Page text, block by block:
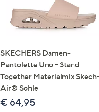
SKECHERS Damen-
Pantolette Uno - Stand
Together Materialmix
Air® Sohle
€ 64,95